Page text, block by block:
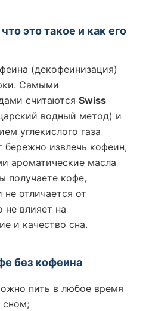
это такое и как его
(декофеинизация)
Самыми
считаются Swiss
водный метод) и
углекислого газа
бережно извлечь кофеин,
ароматические масла
получаете кофе,
отличается от
не влияет на
и качество сна.
без кофеина
пить в любое время
сном;